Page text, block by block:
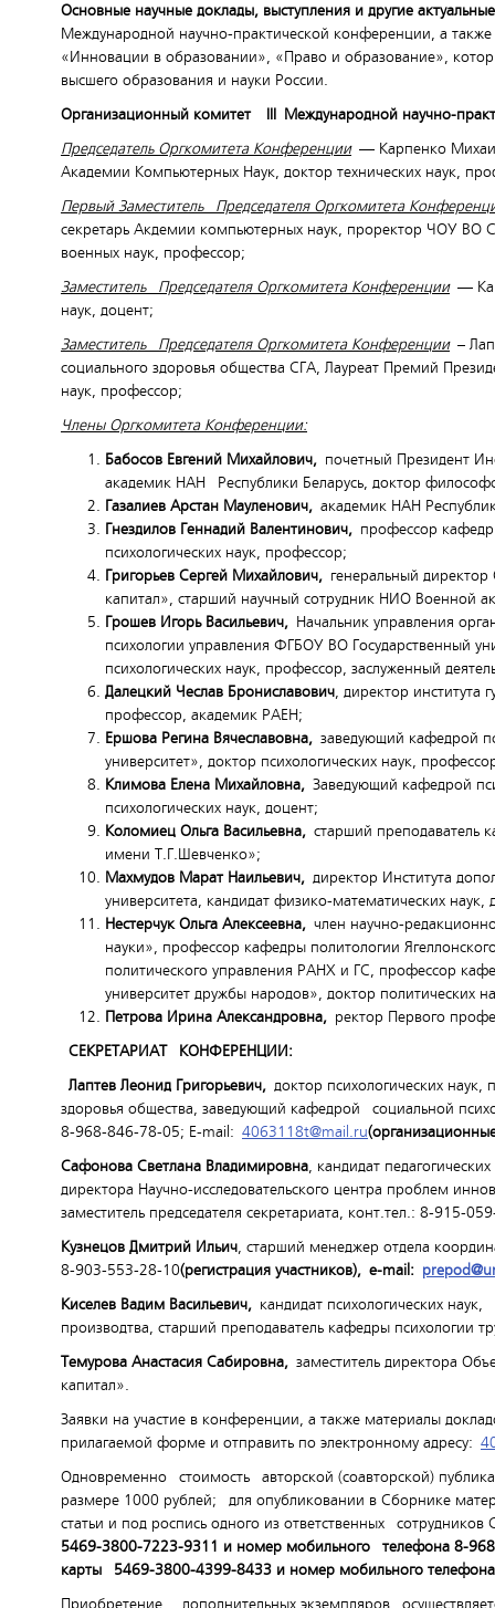
Основные научные доклады, выступления и другие
Международной научно-практической конференции, а
«Инновации в образовании», «Право и образование»,
высшего образования и науки России.
Организационный комитет Международной научно-
Председатель Оргкомитета Конференции— Карпенко
Академии Компьютерных Наук, доктор технических наук,
Первый Заместитель Председателя Оргкомитета
секретарь Акдемии компьютерных наук, проректор ЧОУ ВО
военных наук, профессор;
Заместитель Председателя Оргкомитета Конференции—
наук, доцент;
Заместитель Председателя Оргкомитета Конференции–
социального здоровья общества СГА, Лауреат Премий
наук, профессор;
Члены Оргкомитета Конференции:
Бабосов Евгений Михайлович, почетный Президент
академик НАН Республики Беларусь, доктор
Газалиев Арстан Мауленович, академик НАН
Гнездилов Геннадий Валентинович, профессор
психологических наук, профессор;
Григорьев Сергей Михайлович, генеральный
капитал», старший научный сотрудник НИО Военной
Грошев Игорь Васильевич, Начальник управления
психологии управления ФГБОУ ВО Государственный
психологических наук, профессор, заслуженный
Далецкий Чеслав Брониславович, директор института
профессор, академик РАЕН;
Ершова Регина Вячеславовна, заведующий кафедрой
университет», доктор психологических наук,
Климова Елена Михайловна, Заведующий кафедрой
психологических наук, доцент;
Коломиец Ольга Васильевна, старший преподаватель
имени Т.Г.Шевченко»;
Махмудов Марат Наильевич, директор Института
университета, кандидат физико-математических наук,
Нестерчук Ольга Алексеевна, член научно-
науки», профессор кафедры политологии
политического управления РАНХ и ГС, профессор
университет дружбы народов», доктор политических
Петрова Ирина Александровна, ректор Первого
СЕКРЕТАРИАТ КОНФЕРЕНЦИИ:
Лаптев Леонид Григорьевич, доктор психологических
здоровья общества, заведующий кафедрой социальной
8-968-846-78-05; E-mail: 4063118t@mail.ru
Сафонова Светлана Владимировна, кандидат
директора Научно-исследовательского центра проблем
заместитель председателя секретариата, конт.тел.: 8-915-
Кузнецов Дмитрий Ильич, старший менеджер отдела
8-903-553-28-10(регистрация участников), e-mail: prepod@
Киселев Вадим Васильевич, кандидат психологических
производтва, старший преподаватель кафедры психологии
Темурова Анастасия Сабировна, заместитель директора
капитал».
Заявки на участие в конференции, а также материалы
прилагаемой форме и отправить по электронному адресу:
Одновременно стоимость авторской (соавторской)
размере 1000 рублей; для опубликовании в Сборнике
статьи и под роспись одного из ответственных
5469-3800-7223-9311 и номер мобильного телефона 8-
карты 5469-3800-4399-8433 и номер мобильного
Приобретение дополнительных экземпляров